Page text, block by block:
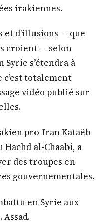
irakiennes.
et d’illusions — que
croient — selon
Syrie s’étendra à
c’est totalement
vidéo publié sur
pro-Iran Kataëb
al-Chaabi, a
des troupes en
gouvernementales.
en Syrie aux
Assad.